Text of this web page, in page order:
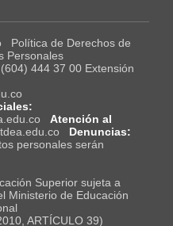
Política de Derechos de
Personales
444 37 00 Extensión
Atención al
Denuncias:
personales serán
Superior sujeta a
Ministerio de Educación
ARTÍCULO 39)